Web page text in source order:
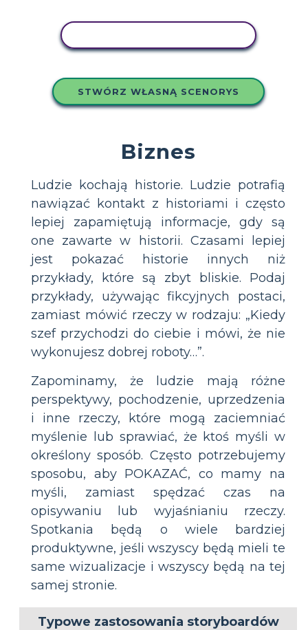
STWÓRZ WŁASNĄ SCENORYS
Biznes
Ludzie kochają historie. Ludzie potrafią
nawiązać kontakt z historiami i często
lepiej zapamiętują informacje, gdy są
one zawarte w historii. Czasami lepiej
jest pokazać historie innych niż
przykłady, które są zbyt bliskie. Podaj
przykłady, używając fikcyjnych postaci,
zamiast mówić rzeczy w rodzaju: „Kiedy
szef przychodzi do ciebie i mówi, że nie
wykonujesz dobrej roboty…”.
Zapominamy, że ludzie mają różne
perspektywy, pochodzenie, uprzedzenia
i inne rzeczy, które mogą zaciemniać
myślenie lub sprawiać, że ktoś myśli w
określony sposób. Często potrzebujemy
sposobu, aby POKAZAĆ, co mamy na
myśli, zamiast spędzać czas na
opisywaniu lub wyjaśnianiu rzeczy.
Spotkania będą o wiele bardziej
produktywne, jeśli wszyscy będą mieli te
same wizualizacje i wszyscy będą na tej
samej stronie.
Typowe zastosowania storyboardów